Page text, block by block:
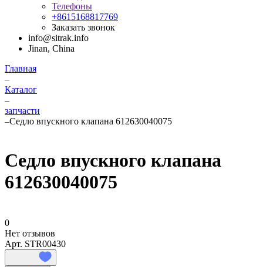
Телефоны
+8615168817769
Заказать звонок
info@sitrak.info
Jinan, China
Главная
–
Каталог
–
запчасти
–Седло впускного клапана 612630040075
Седло впускного клапана
612630040075
0
Нет отзывов
Арт. STR00430